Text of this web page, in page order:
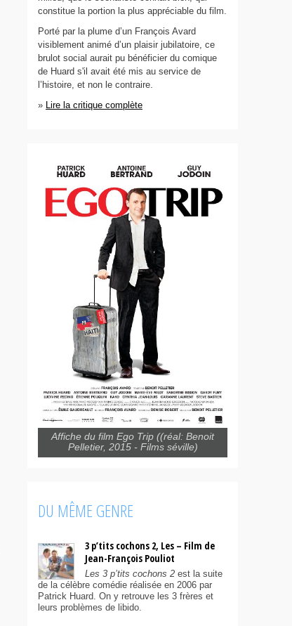
constitue la portion la plus appréciable du film.
Porté par la plume d’un François Avard
visiblement animé d’un plaisir jubilatoire, ce
brulot social aurait pu bénéficier du comique
de Huard s'il avait été mis au service de
l’histoire, et non le contraire.
» Lire la critique complète
Affiche du film Ego Trip ((réal: Benoit
Pelletier, 2015 - Films séville)
DU MÊME GENRE
3 p’tits cochons 2, Les – Film de
Jean-François Pouliot
Les 3 p’tits cochons 2 est la suite
de la célèbre comédie réalisée en 2006 par
Patrick Huard. On y retrouve les 3 frères et
leurs problèmes de libido.